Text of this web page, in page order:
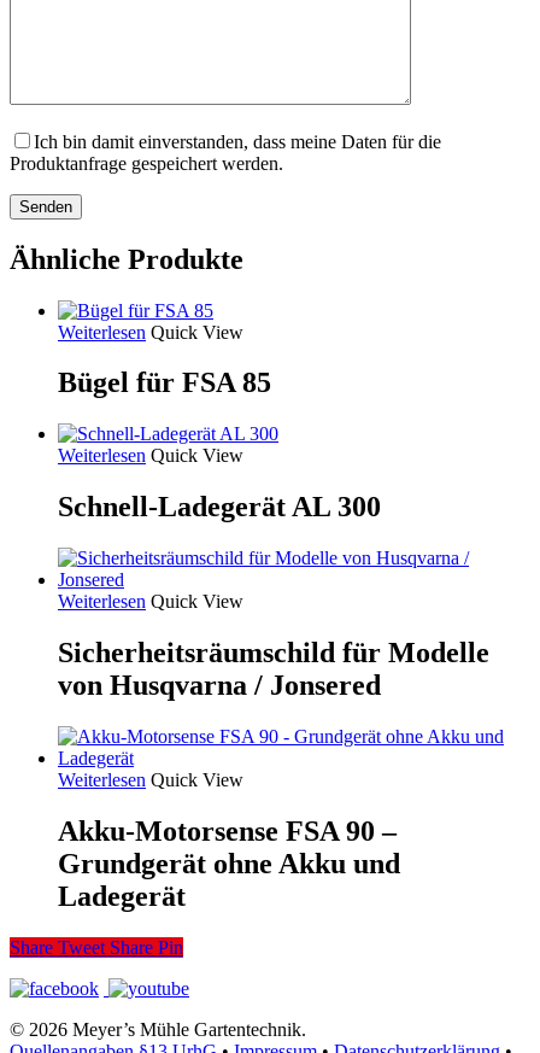
Ich bin damit einverstanden, dass meine Daten für die
Produktanfrage gespeichert werden.
Ähnliche Produkte
Weiterlesen Quick View
Bügel für FSA 85
Weiterlesen Quick View
Schnell-Ladegerät AL 300
Weiterlesen Quick View
Sicherheitsräumschild für Modelle
von Husqvarna / Jonsered
Weiterlesen Quick View
Akku-Motorsense FSA 90 –
Grundgerät ohne Akku und
Ladegerät
Share Tweet Share Pin
© 2026 Meyer’s Mühle Gartentechnik.